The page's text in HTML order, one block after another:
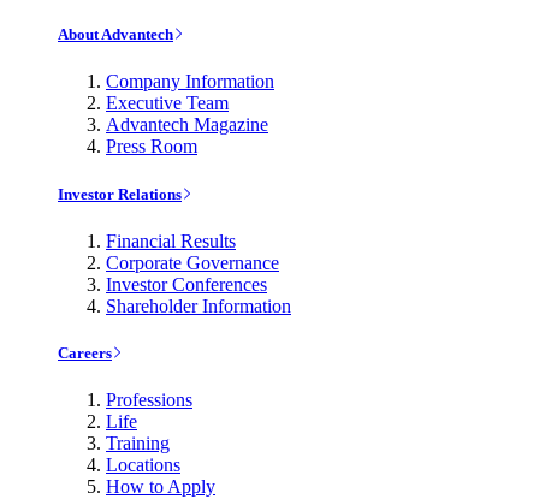
About Advantech
Company Information
Executive Team
Advantech Magazine
Press Room
Investor Relations
Financial Results
Corporate Governance
Investor Conferences
Shareholder Information
Careers
Professions
Life
Training
Locations
How to Apply